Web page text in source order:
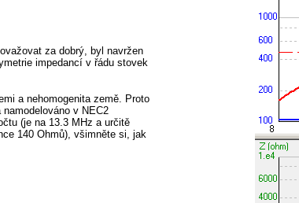
za dobrý, byl navržen
impedancí v řádu stovek
a nehomogenita země. Proto
v NEC2
(je na 13.3 MHz a určitě
140 Ohmů), všimněte si, jak